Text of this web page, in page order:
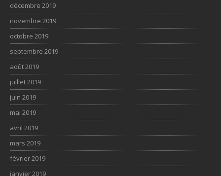
décembre 2019
novembre 2019
octobre 2019
septembre 2019
août 2019
juillet 2019
juin 2019
mai 2019
avril 2019
mars 2019
février 2019
janvier 2019